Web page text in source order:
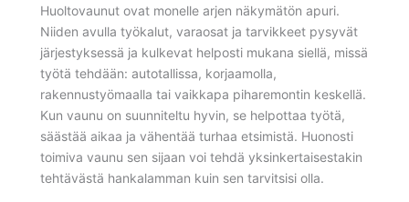
Huoltovaunut ovat monelle arjen näkymätön apuri.
Niiden avulla työkalut, varaosat ja tarvikkeet pysyvät
järjestyksessä ja kulkevat helposti mukana siellä, missä
työtä tehdään: autotallissa, korjaamolla,
rakennustyömaalla tai vaikkapa piharemontin keskellä.
Kun vaunu on suunniteltu hyvin, se helpottaa työtä,
säästää aikaa ja vähentää turhaa etsimistä. Huonosti
toimiva vaunu sen sijaan voi tehdä yksinkertaisestakin
tehtävästä hankalamman kuin sen tarvitsisi olla.